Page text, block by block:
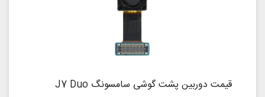
قیمت دوربین پشت گوشی سامسونگ J7 Duo